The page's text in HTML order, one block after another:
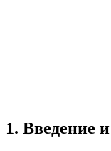
1. Введение